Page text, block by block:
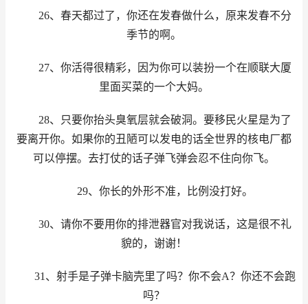
26、春天都过了，你还在发春做什么，原来发春不分
季节的啊。
27、你活得很精彩，因为你可以装扮一个在顺联大厦
里面买菜的一个大妈。
28、只要你抬头臭氧层就会破洞。要移民火星是为了
要离开你。如果你的丑陋可以发电的话全世界的核电厂都
可以停摆。去打仗的话子弹飞弹会忍不住向你飞。
29、你长的外形不准，比例没打好。
30、请你不要用你的排泄器官对我说话，这是很不礼
貌的，谢谢！
31、射手是子弹卡脑壳里了吗？你不会A？你还不会跑
吗？